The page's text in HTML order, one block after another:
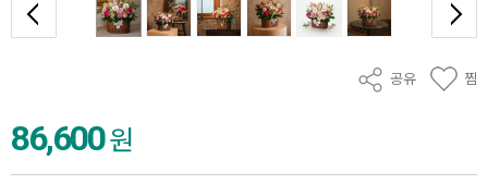
공유 찜
86,600원